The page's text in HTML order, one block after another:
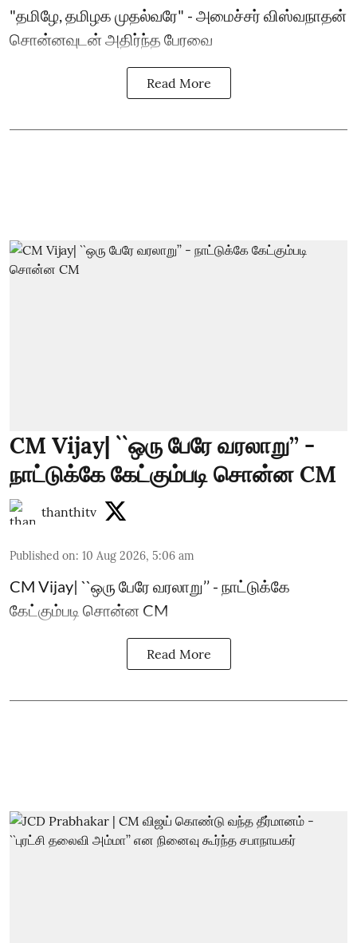
"தமிழே, தமிழக முதல்வரே" - அமைச்சர் விஸ்வநாதன்
சொன்னவுடன் அதிர்ந்த பேரவை
Read More
CM Vijay| ``ஒரு பேரே வரலாறு’’ -
நாட்டுக்கே கேட்கும்படி சொன்ன CM
thanthitv
Published on: 10 Aug 2026, 5:06 am
CM Vijay| ``ஒரு பேரே வரலாறு’’ - நாட்டுக்கே
கேட்கும்படி சொன்ன CM
Read More